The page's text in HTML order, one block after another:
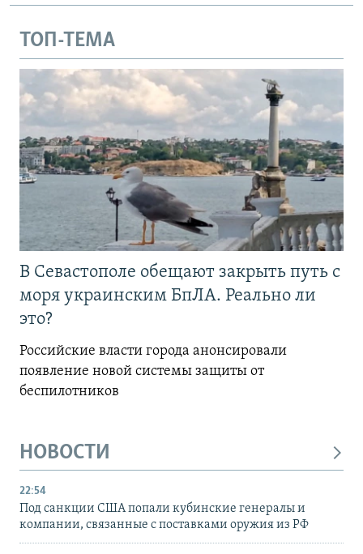
ТОП-ТЕМА
В Севастополе обещают закрыть путь с
моря украинским БпЛА. Реально ли
это?
Российские власти города анонсировали
появление новой системы защиты от
беспилотников
НОВОСТИ
22:54
Под санкции США попали кубинские генералы и
компании, связанные с поставками оружия из РФ